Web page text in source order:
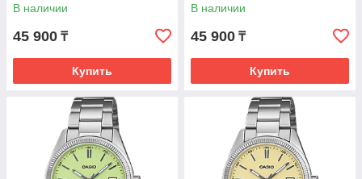
В наличии
45 900 ₸
Купить
В наличии
45 900 ₸
Купить